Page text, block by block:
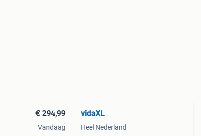
€ 294,99
Vandaag
vidaXL
Heel Nederland